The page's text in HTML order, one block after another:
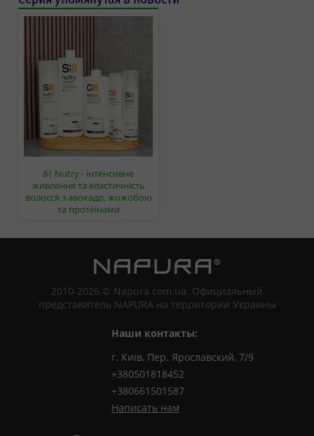
8| Nutry - інтенсивне
живлення та еластичність
волосся з авокадо, жожобою
та протеїнами
2010-2026 © Napura.com.ua. Официальный
представитель NAPURA на территории Украины
Наши контакты:
г. Київ, Пер. Ярославский, 7/9
+380501818452
+380661501587
Написать нам